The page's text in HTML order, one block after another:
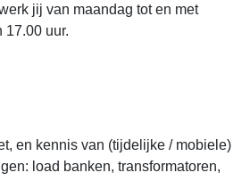
jij van maandag tot en met
17.00 uur.
en kennis van (tijdelijke / mobiele)
load banken, transformatoren,